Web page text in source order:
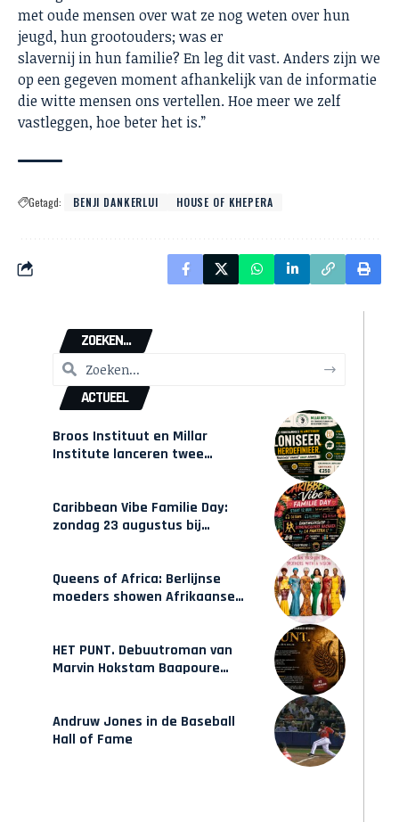
met oude mensen over wat ze nog weten over hun
jeugd, hun grootouders; was er
slavernij in hun familie? En leg dit vast. Anders zijn we
op een gegeven moment afhankelijk van de informatie
die witte mensen ons vertellen. Hoe meer we zelf
vastleggen, hoe beter het is.”
Getagd: BENJI DANKERLUI HOUSE OF KHEPERA
ZOEKEN...
ACTUEEL
Broos Instituut en Millar
Institute lanceren twee
Caribbean Vibe Familie Day:
zondag 23 augustus bij
Queens of Africa: Berlijnse
moeders showen Afrikaanse
HET PUNT. Debuutroman van
Marvin Hokstam Baapoure
Andruw Jones in de Baseball
Hall of Fame